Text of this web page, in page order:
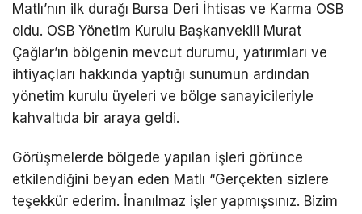
Matlı’nın ilk durağı Bursa Deri İhtisas ve Karma OSB
oldu. OSB Yönetim Kurulu Başkanvekili Murat
Çağlar’ın bölgenin mevcut durumu, yatırımları ve
ihtiyaçları hakkında yaptığı sunumun ardından
yönetim kurulu üyeleri ve bölge sanayicileriyle
kahvaltıda bir araya geldi.
Görüşmelerde bölgede yapılan işleri görünce
etkilendiğini beyan eden Matlı “Gerçekten sizlere
teşekkür ederim. İnanılmaz işler yapmışsınız. Bizim